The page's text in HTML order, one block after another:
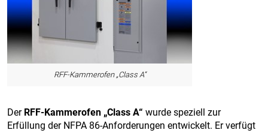
RFF-Kammerofen „Class A“
Der RFF-Kammerofen „Class A“ wurde speziell zur
Erfüllung der NFPA 86-Anforderungen entwickelt. Er verfügt